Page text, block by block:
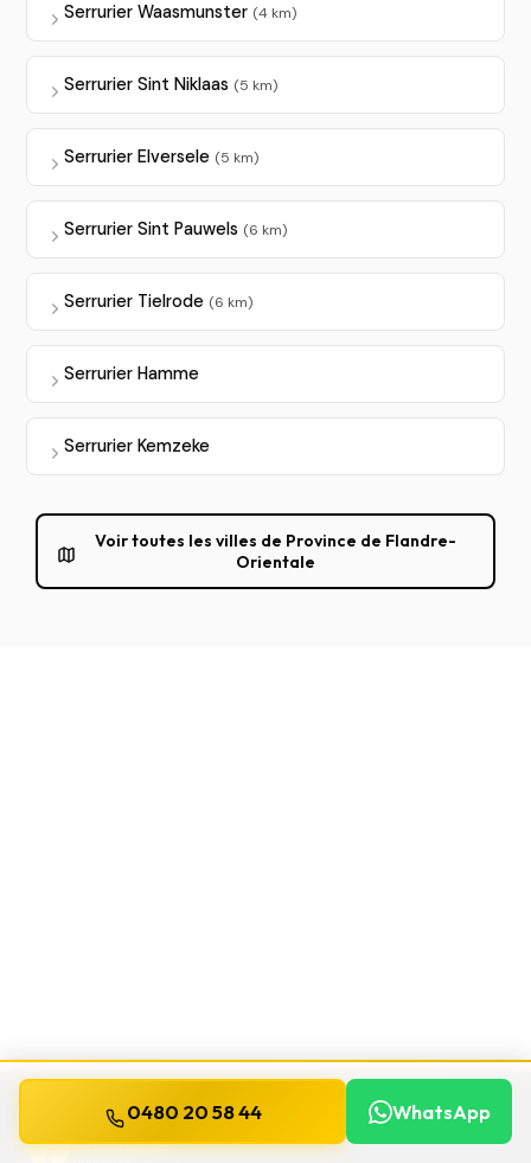
Serrurier Waasmunster (4 km)
Serrurier Sint Niklaas (5 km)
Serrurier Elversele (5 km)
Serrurier Sint Pauwels (6 km)
Serrurier Tielrode (6 km)
Serrurier Hamme
Serrurier Kemzeke
Voir toutes les villes de Province de Flandre-
Orientale
WILLEMS
0480 20 58 44 WhatsApp